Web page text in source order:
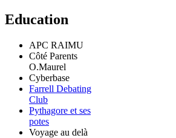
Education
APC RAIMU
Côté Parents
O.Maurel
Cyberbase
Farrell Debating
Club
Pythagore et ses
potes
Voyage au delà